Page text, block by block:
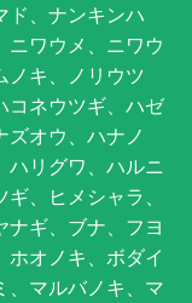
ド、ナンキンハ
ニワウメ、ニワウ
ノキ、ノリウツ
コネウツギ、ハゼ
ズオウ、ハナノ
ハリグワ、ハルニ
、ヒメシャラ、
ナギ、ブナ、フヨ
オノキ、ボダイ
、マルバノキ、マ